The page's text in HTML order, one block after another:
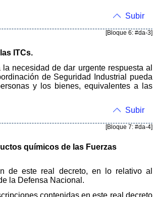
Subir
[Bloque 6: #da-3]
ITCs.
necesidad de dar urgente respuesta al
de Seguridad Industrial pueda
y los bienes, equivalentes a las
Subir
[Bloque 7: #da-4]
químicos de las Fuerzas
de este real decreto, en lo relativo al
la Defensa Nacional.
contenidas en este real decreto